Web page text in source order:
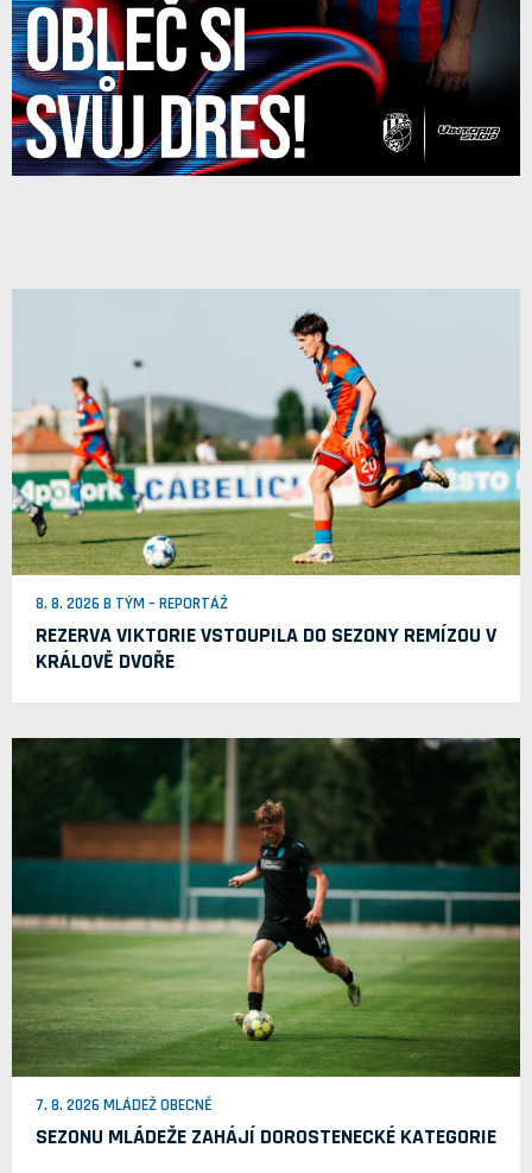
8. 8. 2026 B TÝM – REPORTÁŽ
REZERVA VIKTORIE VSTOUPILA DO SEZONY REMÍZOU V
KRÁLOVĚ DVOŘE
7. 8. 2026 MLÁDEŽ OBECNĚ
SEZONU MLÁDEŽE ZAHÁJÍ DOROSTENECKÉ KATEGORIE